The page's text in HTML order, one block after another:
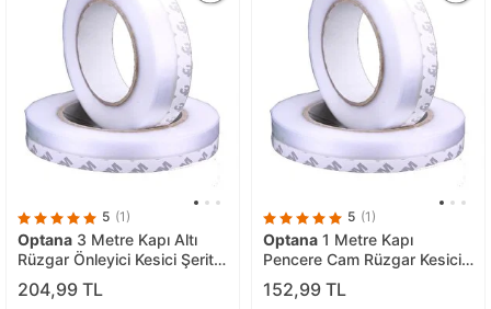
5 (1)
Optana 3 Metre Kapı Altı
Rüzgar Önleyici Kesici Şerit
Bant Toz Lastiği
204,99 TL
5 (1)
Optana 1 Metre Kapı
Pencere Cam Rüzgar Kesici
Şerit Bant Yapışkanlı Bant
152,99 TL